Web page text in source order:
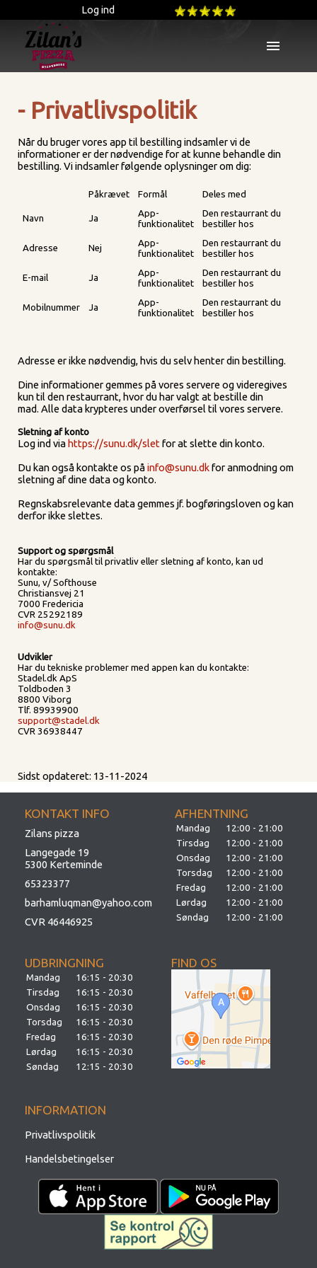
Log ind
menu
- Privatlivspolitik
Når du bruger vores app til bestilling indsamler vi de
informationer er der nødvendige for at kunne behandle din
bestilling. Vi indsamler følgende oplysninger om dig:
Påkrævet Formål Deles med
Navn Ja
App-
funktionalitet
Den restaurrant du
bestiller hos
Adresse Nej
App-
funktionalitet
Den restaurrant du
bestiller hos
E-mail Ja
App-
funktionalitet
Den restaurrant du
bestiller hos
Mobilnummer Ja
App-
funktionalitet
Den restaurrant du
bestiller hos
Adresse er ikke nødvendig, hvis du selv henter din bestilling.
Dine informationer gemmes på vores servere og videregives
kun til den restaurrant, hvor du har valgt at bestille din
mad. Alle data krypteres under overførsel til vores servere.
Sletning af konto
Log ind viahttps://sunu.dk/slet for at slette din konto.
Du kan også kontakte os påinfo@sunu.dkfor anmodning om
sletning af dine data og konto.
Regnskabsrelevante data gemmes jf. bogføringsloven og kan
derfor ikke slettes.
Support og spørgsmål
Har du spørgsmål til privatliv eller sletning af konto, kan ud
kontakte:
Sunu, v/ Softhouse
Christiansvej 21
7000 Fredericia
CVR 25292189
info@sunu.dk
Udvikler
Har du tekniske problemer med appen kan du kontakte:
Stadel.dk ApS
Toldboden 3
8800 Viborg
Tlf. 89939900
support@stadel.dk
CVR 36938447
Sidst opdateret: 13-11-2024
KONTAKT INFO
Zilans pizza
Langegade 19
5300 Kerteminde
65323377
barhamluqman@yahoo.com
CVR 46446925
AFHENTNING
Mandag
12:00 - 21:00
Tirsdag
12:00 - 21:00
Onsdag
12:00 - 21:00
Torsdag
12:00 - 21:00
Fredag
12:00 - 21:00
Lørdag
12:00 - 21:00
Søndag
12:00 - 21:00
UDBRINGNING
Mandag
16:15 - 20:30
Tirsdag
16:15 - 20:30
Onsdag
16:15 - 20:30
Torsdag
16:15 - 20:30
Fredag
16:15 - 20:30
Lørdag
16:15 - 20:30
Søndag
12:15 - 20:30
FIND OS
INFORMATION
Privatlivspolitik
Handelsbetingelser